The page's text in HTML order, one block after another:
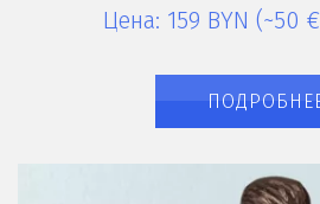
Цена: 159 BYN (~50